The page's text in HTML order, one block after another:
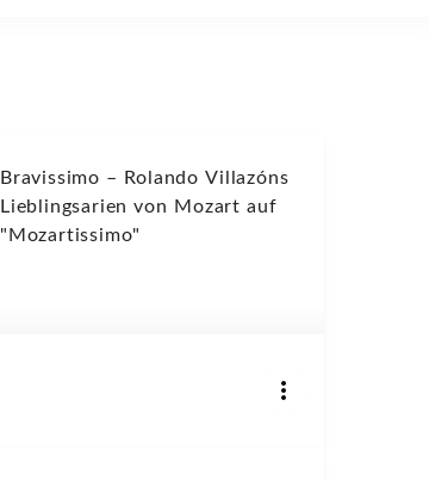
Bravissimo – Rolando Villazóns
Lieblingsarien von Mozart auf
"Mozartissimo"